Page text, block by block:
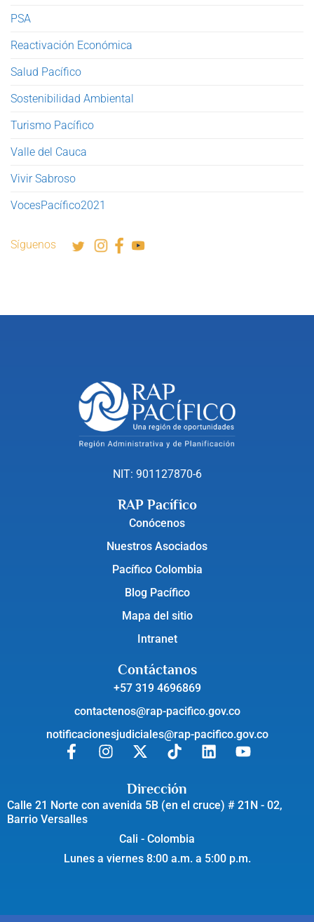
PSA
Reactivación Económica
Salud Pacífico
Sostenibilidad Ambiental
Turismo Pacífico
Valle del Cauca
Vivir Sabroso
VocesPacífico2021
Síguenos
NIT: 901127870-6
RAP Pacífico
Conócenos
Nuestros Asociados
Pacífico Colombia
Blog Pacífico
Mapa del sitio
Intranet
Contáctanos
+57 319 4696869
contactenos@rap-pacifico.gov.co
notificacionesjudiciales@rap-pacifico.gov.co
Dirección
Calle 21 Norte con avenida 5B (en el cruce) # 21N - 02,
Barrio Versalles
Cali - Colombia
Lunes a viernes 8:00 a.m. a 5:00 p.m.